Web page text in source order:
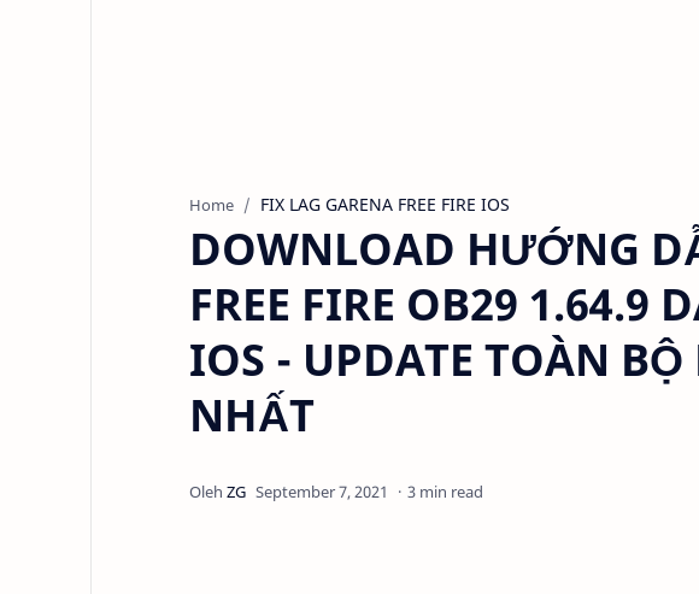
Home FIX LAG GARENA FREE FIRE IOS
DOWNLOAD HƯỚNG
FREE FIRE OB29 1.64.9
IOS - UPDATE TOÀN
NHẤT
3 min read